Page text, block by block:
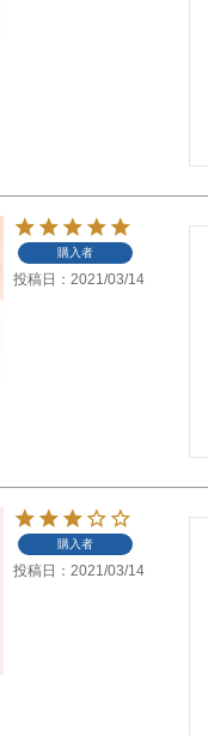
購入者
投稿日 2021/03/14
購入者
投稿日 2021/03/14